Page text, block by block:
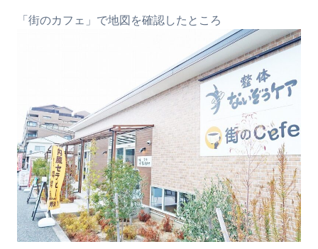
「街のカフェ」で地図を確認したところ